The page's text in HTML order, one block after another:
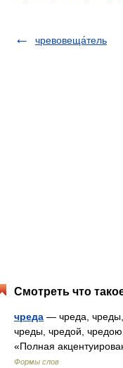
чревовеща́тель
Смотреть что
чреда — чреда, чреды,
чреды, чредой,
«Полная
Формы слов